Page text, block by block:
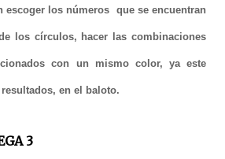
escoger los números que se encuentran
los círculos, hacer las combinaciones
con un mismo color, ya este
en el baloto.
3